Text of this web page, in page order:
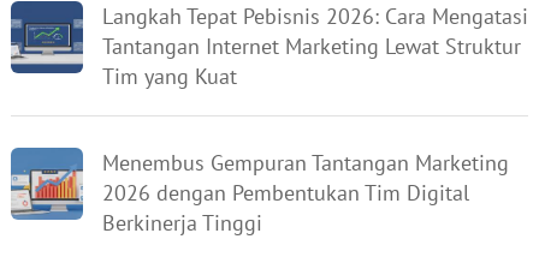
Langkah Tepat Pebisnis 2026: Cara Mengatasi
Tantangan Internet Marketing Lewat Struktur
Tim yang Kuat
Menembus Gempuran Tantangan Marketing
2026 dengan Pembentukan Tim Digital
Berkinerja Tinggi